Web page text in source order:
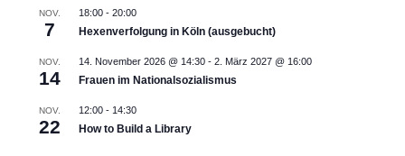
NOV.
7
18:00- 20:00
Hexenverfolgung in Köln (ausgebucht)
NOV.
14
14. November 2026 @ 14:30- 2. März 2027 @ 16:00
Frauen im Nationalsozialismus
NOV.
22
12:00- 14:30
How to Build a Library